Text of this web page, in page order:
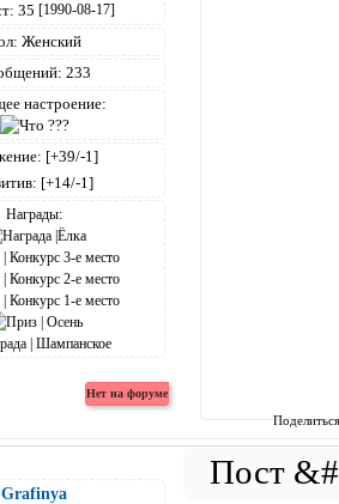
35 [1990-08-17]
Женский
233
настроение:
[+39/-1]
[+14/-1]
Награды:
Grafinya